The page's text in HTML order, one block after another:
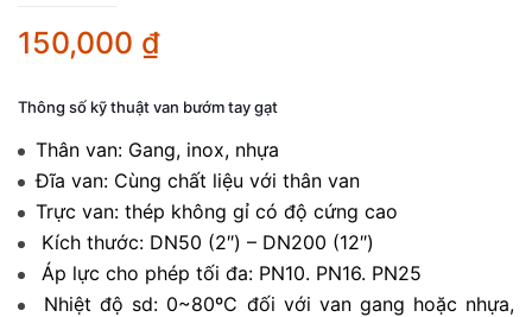
150,000 ₫
Thông số kỹ thuật van bướm tay gạt
Thân van: Gang, inox, nhựa
Đĩa van: Cùng chất liệu với thân van
Trực van: thép không gỉ có độ cứng cao
Kích thước: DN50 (2″) – DN200 (12″)
Áp lực cho phép tối đa: PN10. PN16. PN25
Nhiệt độ sd: 0~80ºC đối với van gang hoặc nhựa,